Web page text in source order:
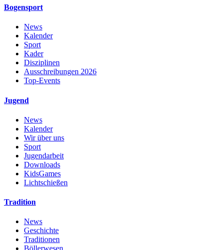
Bogensport
News
Kalender
Sport
Kader
Disziplinen
Ausschreibungen 2026
Top-Events
Jugend
News
Kalender
Wir über uns
Sport
Jugendarbeit
Downloads
KidsGames
Lichtschießen
Tradition
News
Geschichte
Traditionen